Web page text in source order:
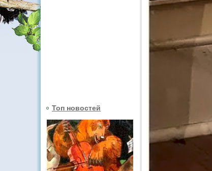
Топ новостей